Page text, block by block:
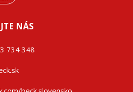
NÁS
734 348